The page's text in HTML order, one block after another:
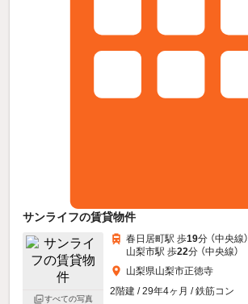
サンライフの賃貸物件
すべての写真
春日居町駅 歩19分 （中央線）
山梨市駅 歩22分 （中央線）
山梨県山梨市正徳寺
2階建 / 29年4ヶ月 / 鉄筋コン